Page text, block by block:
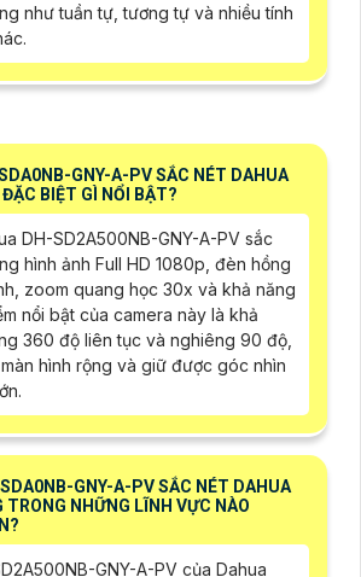
như tuần tự, tương tự và nhiều tính
GNY-A-PV SẮC NÉT DAHUA
BIỆT GÌ NỔI BẬT?
DH-SD2A500NB-GNY-A-PV sắc
hình ảnh Full HD 1080p, đèn hồng
zoom quang học 30x và khả năng
nổi bật của camera này là khả
360 độ liên tục và nghiêng 90 độ,
hình rộng và giữ được góc nhìn
GNY-A-PV SẮC NÉT DAHUA
TRONG NHỮNG LĨNH VỰC NÀO
GNY-A-PV của Dahua